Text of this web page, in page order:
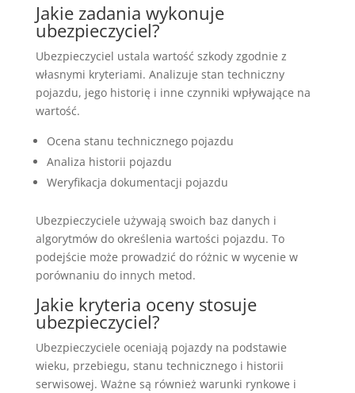
Jakie zadania wykonuje
ubezpieczyciel?
Ubezpieczyciel ustala wartość szkody zgodnie z
własnymi kryteriami. Analizuje stan techniczny
pojazdu, jego historię i inne czynniki wpływające na
wartość.
Ocena stanu technicznego pojazdu
Analiza historii pojazdu
Weryfikacja dokumentacji pojazdu
Ubezpieczyciele używają swoich baz danych i
algorytmów do określenia wartości pojazdu. To
podejście może prowadzić do różnic w wycenie w
porównaniu do innych metod.
Jakie kryteria oceny stosuje
ubezpieczyciel?
Ubezpieczyciele oceniają pojazdy na podstawie
wieku, przebiegu, stanu technicznego i historii
serwisowej. Ważne są również warunki rynkowe i